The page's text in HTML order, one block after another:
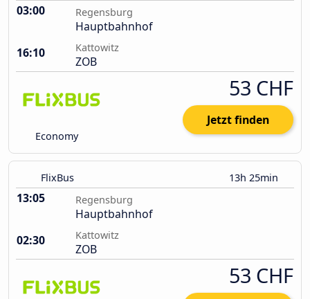
03:00 Regensburg
Hauptbahnhof
16:10
Kattowitz
ZOB
Economy
53 CHF
Jetzt finden
FlixBus 13h 25min
13:05 Regensburg
Hauptbahnhof
02:30
Kattowitz
ZOB
53 CHF